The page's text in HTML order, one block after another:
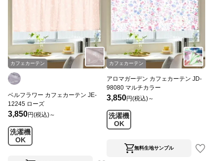
カフェカーテン
ベルフラワー カフェカーテン JE-
12245 ローズ
3,850円(税込)～
洗濯機
OK
カフェカーテン
アロマガーデン カフェカーテン JD-
98080 マルチカラー
3,850円(税込)～
洗濯機
OK
無料生地サンプル